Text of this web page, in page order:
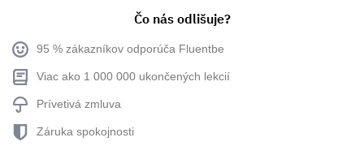
Čo nás odlišuje?
95 % zákazníkov odporúča Fluentbe
Viac ako 1 000 000 ukončených lekcií
Prívetivá zmluva
Záruka spokojnosti